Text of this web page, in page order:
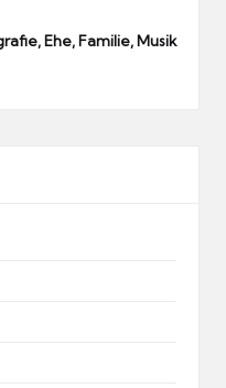
Ehe, Familie, Musik